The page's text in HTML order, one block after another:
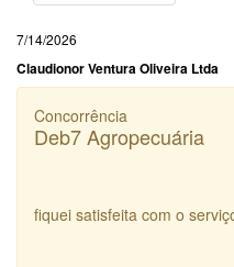
7/14/2026
Claudionor Ventura Oliveira Ltda
Concorrência
Deb7 Agropecuária
fiquei satisfeita com o